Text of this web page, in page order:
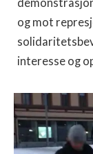
og mot
interesse og